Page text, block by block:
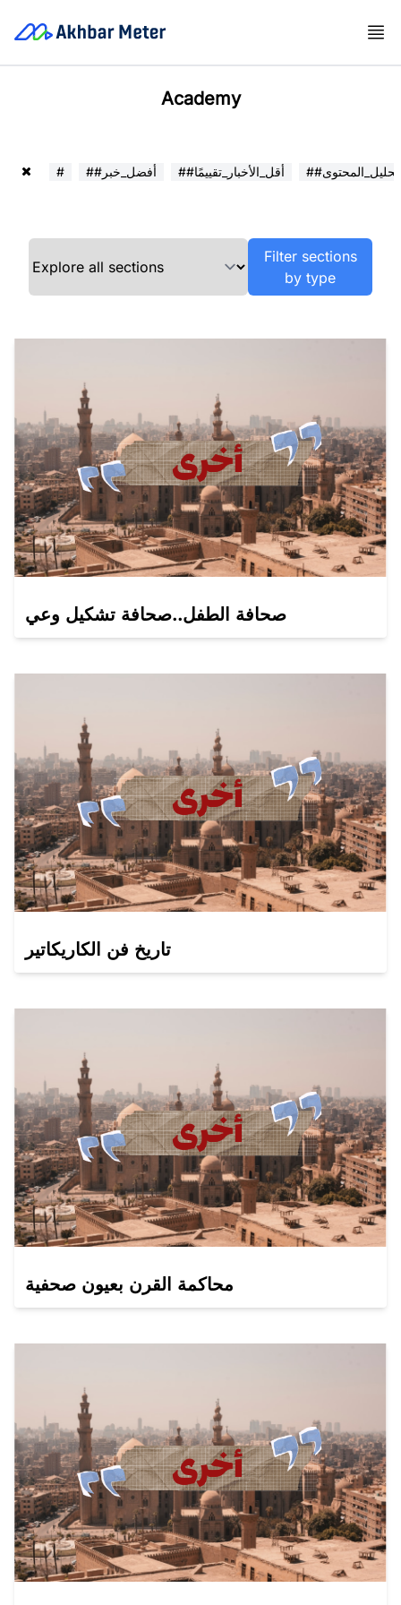
Academy
# ##أفضل_خبر ##أقل_الأخبار_تقييمًا ##تحليل_المحتوى
Filter sections
by type
صحافة الطفل..صحافة تشكيل وعي
تاريخ فن الكاريكاتير
محاكمة القرن بعيون صحفية